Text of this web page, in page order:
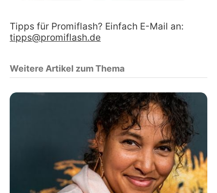
Tipps für Promiflash? Einfach E-Mail an:
tipps@promiflash.de
Weitere Artikel zum Thema